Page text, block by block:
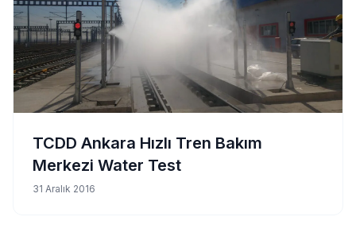
TCDD Ankara Hızlı Tren Bakım
Merkezi Water Test
31 Aralık 2016